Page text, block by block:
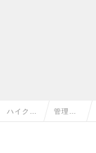
ハイクラ 管理部